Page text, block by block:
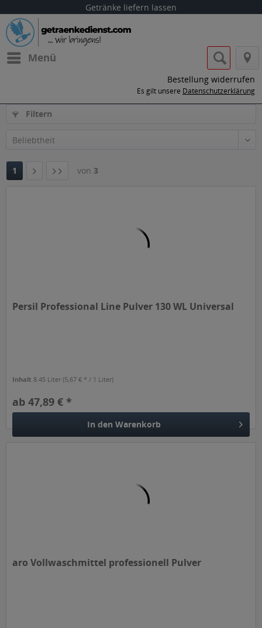
Getränke liefern lassen
Menü
Bestellung widerrufen
Es gilt unsere Datenschutzerklärung
Filtern
1 von 3
Persil Professional Line Pulver 130 WL Universal
Inhalt 8.45 Liter(5,67 € * / 1 Liter)
ab 47,89 € *
In den Warenkorb
aro Vollwaschmittel professionell Pulver